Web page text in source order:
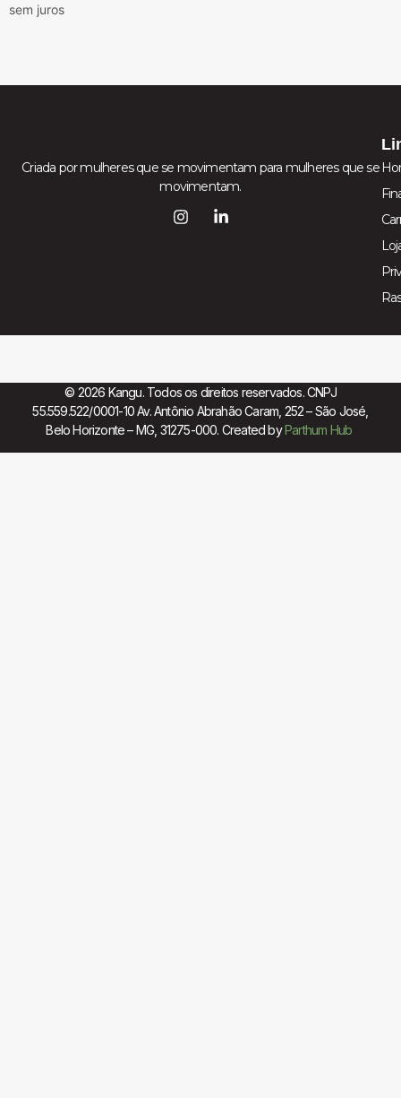
sem juros
Criada por mulheres que se movimentam para mulheres que se
movimentam.
© 2026 Kangu. Todos os direitos reservados. CNPJ
55.559.522/0001-10 Av. Antônio Abrahão Caram, 252 – São José,
Belo Horizonte – MG, 31275-000. Created byParthum Hub